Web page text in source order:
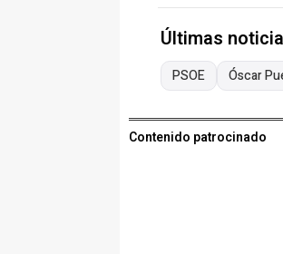
Últimas
PSOE Óscar
Contenido patrocinado